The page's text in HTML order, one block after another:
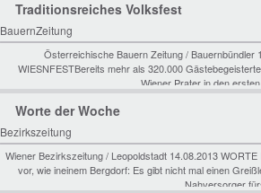
Traditionsreiches Volksfest
BauernZeitung
Österreichische Bauern Zeitung / Bauernbündler
WIESNFESTBereits mehr als 320.000
Wiener Prater in den
Worte der Woche
Bezirkszeitung
Wiener Bezirkszeitung / Leopoldstadt 14.08.2013
vor, wie ineinem Bergdorf: Es gibt nicht mal einen
Nahversorger